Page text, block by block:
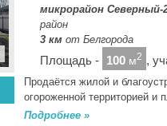
микрорайон Северный-
район
3 км от Белгорода
Площадь - 100 м2 ,
Продаётся жилой и
огороженной территорией
Подробнее »